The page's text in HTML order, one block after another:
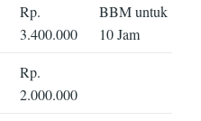
Rp.
3.400.000
BBM untuk
10 Jam
Rp.
2.000.000